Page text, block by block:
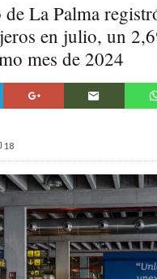
La Palma
en julio, un
mes de 2024
18